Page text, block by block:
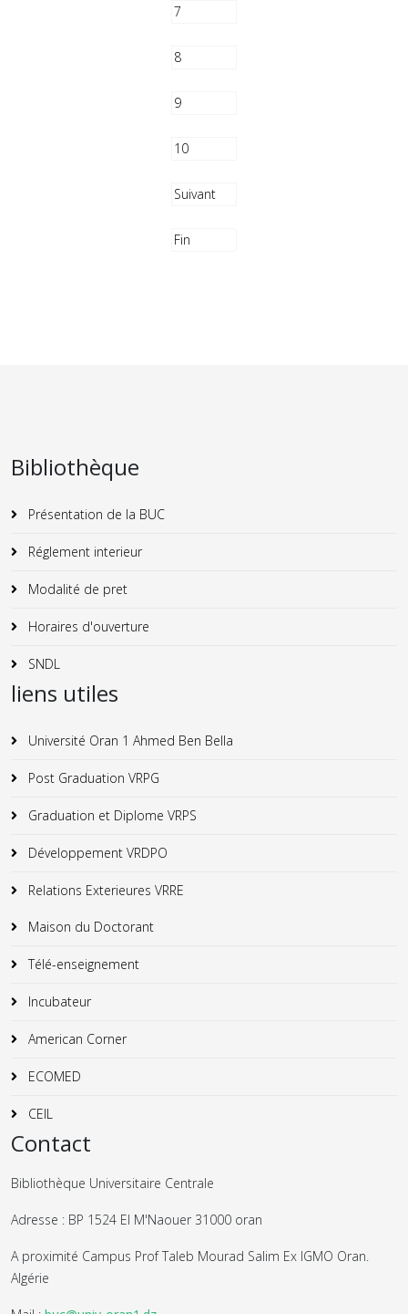
7
8
9
10
Suivant
Fin
Bibliothèque
Présentation de la BUC
Réglement interieur
Modalité de pret
Horaires d'ouverture
SNDL
liens utiles
Université Oran 1 Ahmed Ben Bella
Post Graduation VRPG
Graduation et Diplome VRPS
Développement VRDPO
Relations Exterieures VRRE
Maison du Doctorant
Télé-enseignement
Incubateur
American Corner
ECOMED
CEIL
Contact
Bibliothèque Universitaire Centrale
Adresse : BP 1524 El M'Naouer 31000 oran
A proximité Campus Prof Taleb Mourad Salim Ex IGMO Oran.
Algérie